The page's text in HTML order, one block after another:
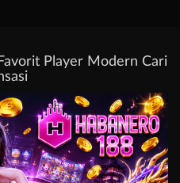
Player Modern Cari